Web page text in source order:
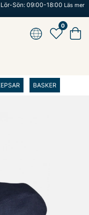
Sön: 09:00-18:00 Läs mer
0
BASKER